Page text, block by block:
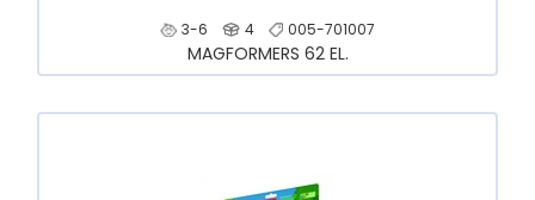
3-6 4 005-701007
MAGFORMERS 62 EL.